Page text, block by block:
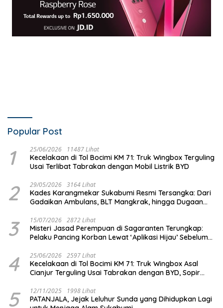
Popular Post
1 25/06/2026 11487 Lihat
Kecelakaan di Tol Bocimi KM 71: Truk Wingbox Terguling
Usai Terlibat Tabrakan dengan Mobil Listrik BYD
2 29/05/2026 3164 Lihat
Kades Karangmekar Sukabumi Resmi Tersangka: Dari
Gadaikan Ambulans, BLT Mangkrak, hingga Dugaan
3 15/07/2026 2872 Lihat
Misteri Jasad Perempuan di Sagaranten Terungkap:
Pelaku Pancing Korban Lewat ‘Aplikasi Hijau’ Sebelum
4 25/06/2026 2597 Lihat
Kecelakaan di Tol Bocimi KM 71: Truk Wingbox Asal
Cianjur Terguling Usai Tabrakan dengan BYD, Sopir
5 12/11/2025 1998 Lihat
PATANJALA, Jejak Leluhur Sunda yang Dihidupkan Lagi